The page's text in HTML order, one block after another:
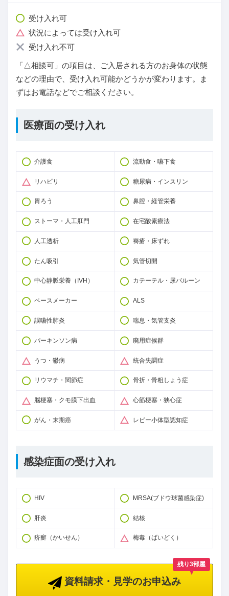
受け入れ可
状況によっては受け入れ可
受け入れ不可
「△相談可」の項目は、ご入居される方のお身体の状態
などの理由で、受け入れ可能かどうかが変わります。ま
ずはお電話などでご相談ください。
医療面の受け入れ
介護食 流動食・嚥下食
リハビリ 糖尿病・インスリン
胃ろう 鼻腔・経管栄養
ストーマ・人工肛門 在宅酸素療法
人工透析 褥瘡・床ずれ
たん吸引 気管切開
中心静脈栄養（IVH） カテーテル・尿バルーン
ペースメーカー ALS
誤嚥性肺炎 喘息・気管支炎
パーキンソン病 廃用症候群
うつ・鬱病 統合失調症
リウマチ・関節症 骨折・骨粗しょう症
脳梗塞・クモ膜下出血 心筋梗塞・狭心症
がん・末期癌 レビー小体型認知症
感染症面の受け入れ
HIV MRSA(ブドウ球菌感染症)
肝炎 結核
疥癬（かいせん） 梅毒（ばいどく）
残り3部屋
資料請求・見学のお申込み